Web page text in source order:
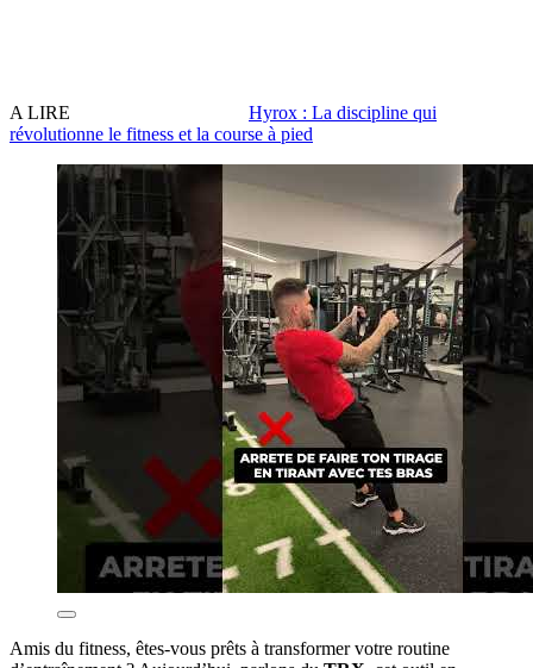
A LIRE
Hyrox : La discipline qui
révolutionne le fitness et la course à pied
Amis du fitness, êtes-vous prêts à transformer votre routine